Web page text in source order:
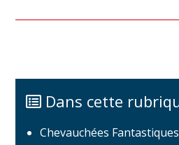
Dans cette
Chevauchées